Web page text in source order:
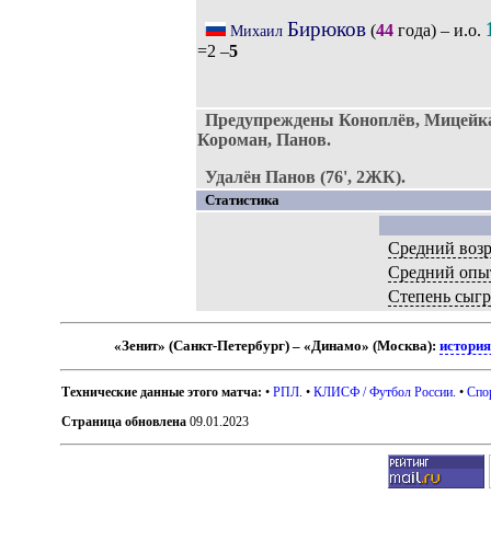
Михаил Бирюков(44года) – и.о.
=2 –5
Предупреждены Коноплёв,
Короман, Панов.
Удалён Панов (76', 2ЖК).
Статистика
Средний
Средний
Степень
«Зенит» (Санкт-Петербург) – «Динамо» (Москва):
Технические данные этого матча: •РПЛ . •КЛИСФ / Футбол России . •
Страница обновлена 09.01.2023